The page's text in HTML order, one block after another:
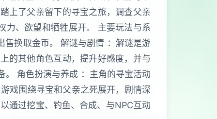
上了父亲留下的寻宝之旅，调查父亲
力、欲望和牺牲展开。 主要玩法与系
售换取金币。 解谜与剧情 ：解谜是游
的其他角色互动，提升好感度，并与
。 角色扮演与养成 ：主角的寻宝活动
戏围绕寻宝和父亲之死展开，剧情深
通过挖宝、钓鱼、合成、与NPC互动